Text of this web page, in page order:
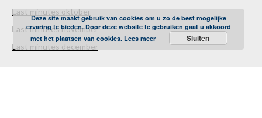
Last minutes oktober
Last minutes november
Last minutes december
Deze site maakt gebruik van cookies om u zo de best mogelijke
ervaring te bieden. Door deze website te gebruiken gaat u akkoord
met het plaatsen van cookies. Lees meer Sluiten